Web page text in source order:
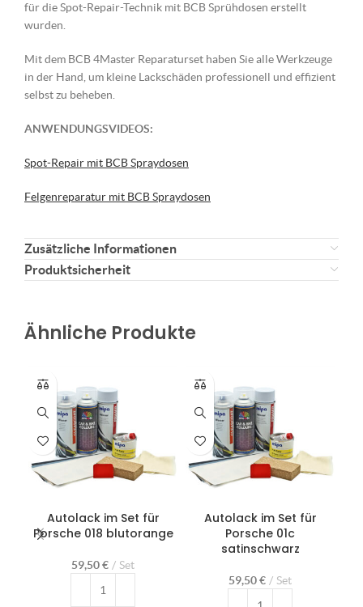
für die Spot-Repair-Technik mit BCB Sprühdosen erstellt
wurden.
Mit dem BCB 4Master Reparaturset haben Sie alle Werkzeuge
in der Hand, um kleine Lackschäden professionell und effizient
selbst zu beheben.
ANWENDUNGSVIDEOS:
Spot-Repair mit BCB Spraydosen
Felgenreparatur mit BCB Spraydosen
Zusätzliche Informationen
Produktsicherheit
Ähnliche Produkte
Autolack im Set für
Porsche 018 blutorange
59,50€ Set
Autolack im Set für
Porsche 01c
satinschwarz
59,50€ Set